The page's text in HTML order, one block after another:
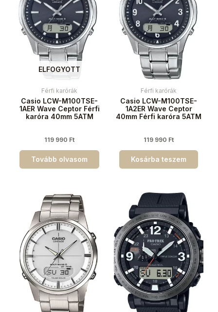
ELFOGYOTT
Férfi karórák
Casio LCW-M100TSE-
1AER Wave Ceptor Férfi
karóra 40mm 5ATM
119 990 Ft
Tovább olvasom
Férfi karórák
Casio LCW-M100TSE-
1A2ER Wave Ceptor
40mm Férfi karóra 5ATM
119 990 Ft
Kosárba teszem